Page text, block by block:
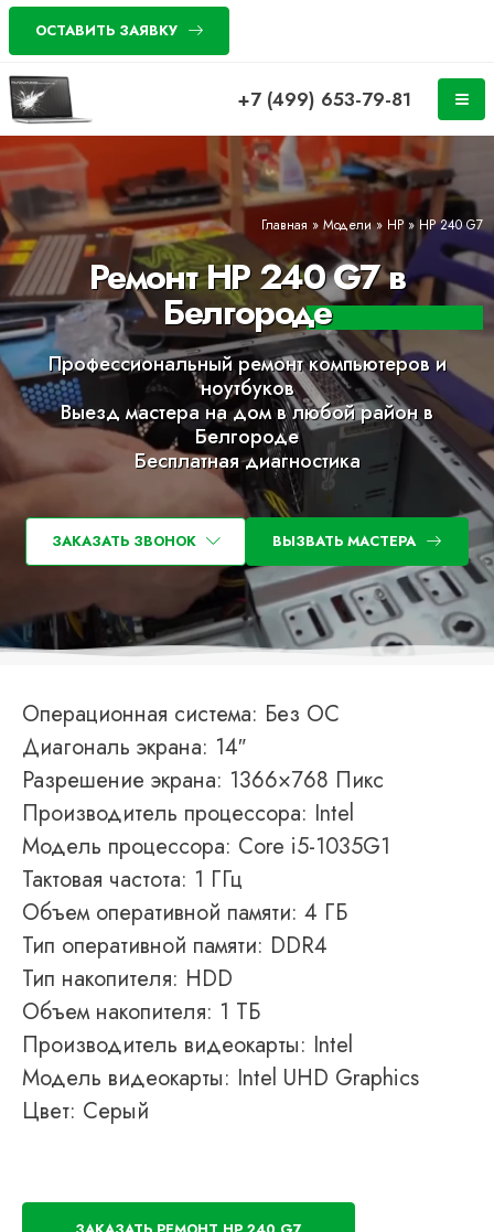
ОСТАВИТЬ ЗАЯВКУ
+7 (499) 653-79-81
Главная » Модели» HP »HP 240 G7
Ремонт HP 240 G7 в
Белгороде
Профессиональный ремонт компьютеров и
ноутбуков
Выезд мастера на дом в любой район в
Белгороде
Бесплатная диагностика
ЗАКАЗАТЬ ЗВОНОК ВЫЗВАТЬ МАСТЕРА
Операционная система: Без ОС
Диагональ экрана: 14″
Разрешение экрана: 1366×768 Пикс
Производитель процессора: Intel
Модель процессора: Core i5-1035G1
Тактовая частота: 1 ГГц
Объем оперативной памяти: 4 ГБ
Тип оперативной памяти: DDR4
Тип накопителя: HDD
Объем накопителя: 1 ТБ
Производитель видеокарты: Intel
Модель видеокарты: Intel UHD Graphics
Цвет: Серый